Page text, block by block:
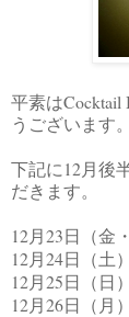
平素はCocktail
うございます。
下記に 12月後
だきます。
12月 23 日（金
12月 24日（
12月 25 日（
12月 26日（月